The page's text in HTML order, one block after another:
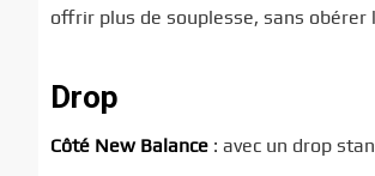
offrir plus de souplesse, sans obérer
Drop
Côté New Balance : avec un drop